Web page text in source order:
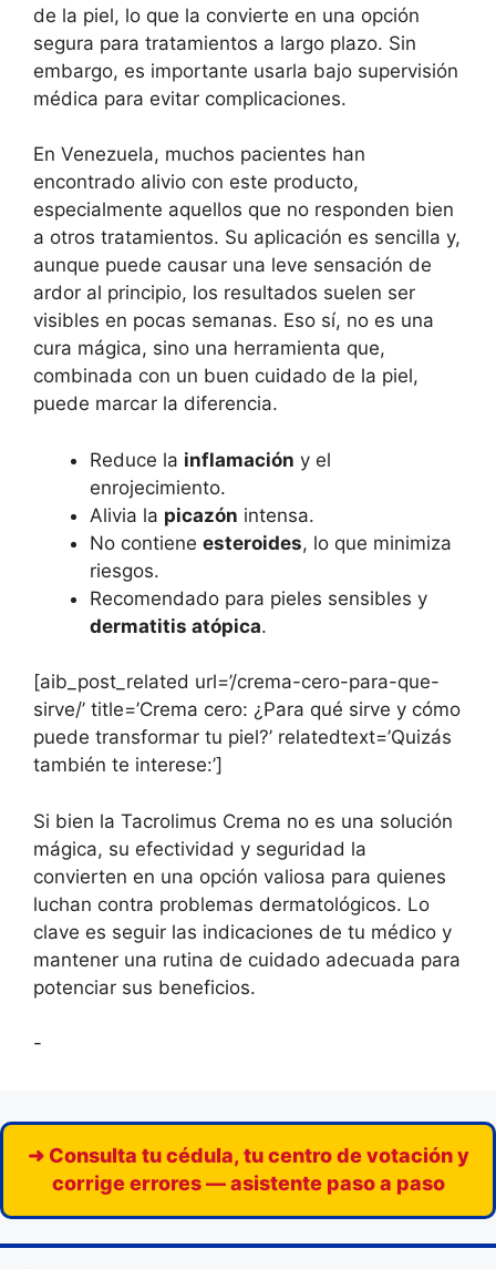
de la piel, lo que la convierte en una opción
segura para tratamientos a largo plazo. Sin
embargo, es importante usarla bajo supervisión
médica para evitar complicaciones.
En Venezuela, muchos pacientes han
encontrado alivio con este producto,
especialmente aquellos que no responden bien
a otros tratamientos. Su aplicación es sencilla y,
aunque puede causar una leve sensación de
ardor al principio, los resultados suelen ser
visibles en pocas semanas. Eso sí, no es una
cura mágica, sino una herramienta que,
combinada con un buen cuidado de la piel,
puede marcar la diferencia.
Reduce la inflamación y el
enrojecimiento.
Alivia la picazón intensa.
No contiene esteroides, lo que minimiza
riesgos.
Recomendado para pieles sensibles y
dermatitis atópica.
[aib_post_related url=’/crema-cero-para-que-
sirve/’ title=’Crema cero: ¿Para qué sirve y cómo
puede transformar tu piel?’ relatedtext=’Quizás
también te interese:’]
Si bien la Tacrolimus Crema no es una solución
mágica, su efectividad y seguridad la
convierten en una opción valiosa para quienes
luchan contra problemas dermatológicos. Lo
clave es seguir las indicaciones de tu médico y
mantener una rutina de cuidado adecuada para
potenciar sus beneficios.
-
➜ Consulta tu cédula, tu centro de votación y
corrige errores — asistente paso a paso